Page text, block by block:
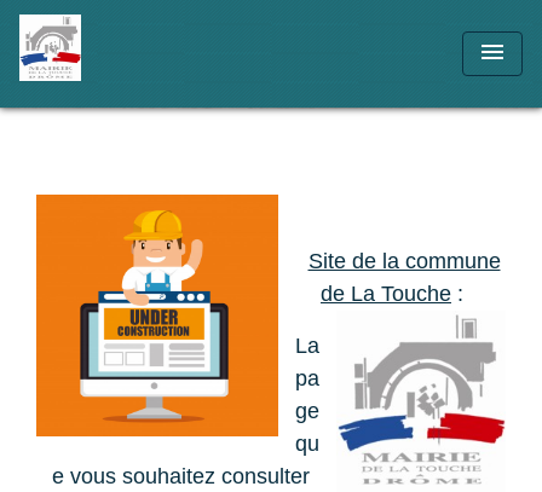
menu
Site de la commune
de La Touche :
La
pa
ge
qu
e vous souhaitez consulter